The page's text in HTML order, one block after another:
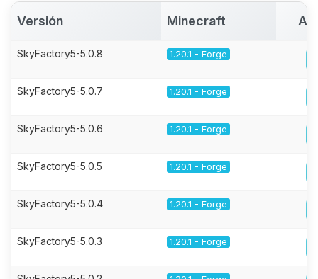
Versión Minecraft
SkyFactory5-5.0.8 1.20.1 - Forge
SkyFactory5-5.0.7 1.20.1 - Forge
SkyFactory5-5.0.6 1.20.1 - Forge
SkyFactory5-5.0.5 1.20.1 - Forge
SkyFactory5-5.0.4 1.20.1 - Forge
SkyFactory5-5.0.3 1.20.1 - Forge